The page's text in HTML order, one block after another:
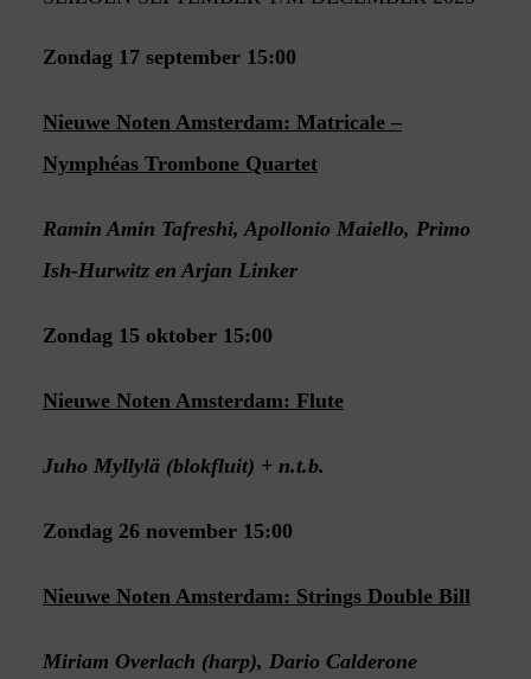
Zondag 17 september 15:00
Nieuwe Noten Amsterdam: Matricale –
Nymphéas Trombone Quartet
Ramin Amin Tafreshi, Apollonio Maiello, Primo
Ish-Hurwitz en Arjan Linker
Zondag 15 oktober 15:00
Nieuwe Noten Amsterdam: Flute
Juho Myllylä (blokfluit) + n.t.b.
Zondag 26 november 15:00
Nieuwe Noten Amsterdam: Strings Double Bill
Miriam Overlach (harp), Dario Calderone